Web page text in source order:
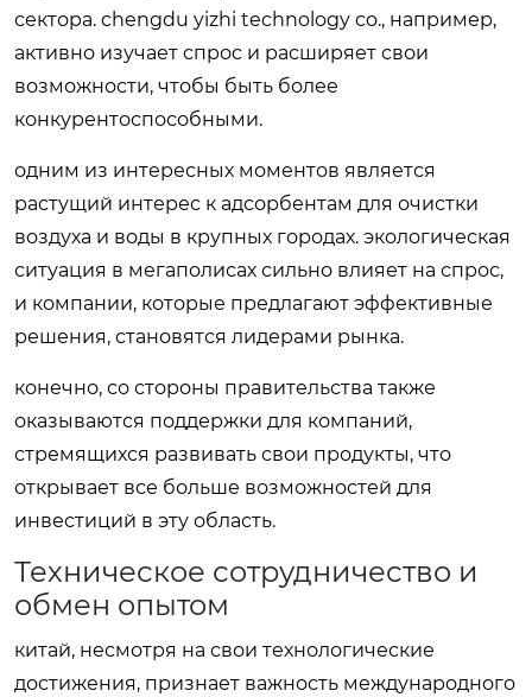
сектора. chengdu yizhi technology co., например,
активно изучает спрос и расширяет свои
возможности, чтобы быть более
конкурентоспособными.
одним из интересных моментов является
растущий интерес к адсорбентам для очистки
воздуха и воды в крупных городах. экологическая
ситуация в мегаполисах сильно влияет на спрос,
и компании, которые предлагают эффективные
решения, становятся лидерами рынка.
конечно, со стороны правительства также
оказываются поддержки для компаний,
стремящихся развивать свои продукты, что
открывает все больше возможностей для
инвестиций в эту область.
Техническое сотрудничество и
обмен опытом
китай, несмотря на свои технологические
достижения, признает важность международного